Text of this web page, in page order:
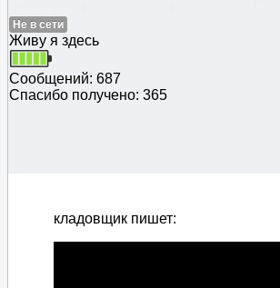
Не в сети
Живу я здесь
Сообщений: 687
Спасибо получено: 365
кладовщик пишет: